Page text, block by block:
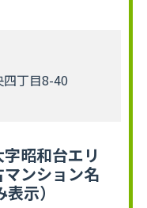
丁目8-40
昭和台エリ
ンション名
示）